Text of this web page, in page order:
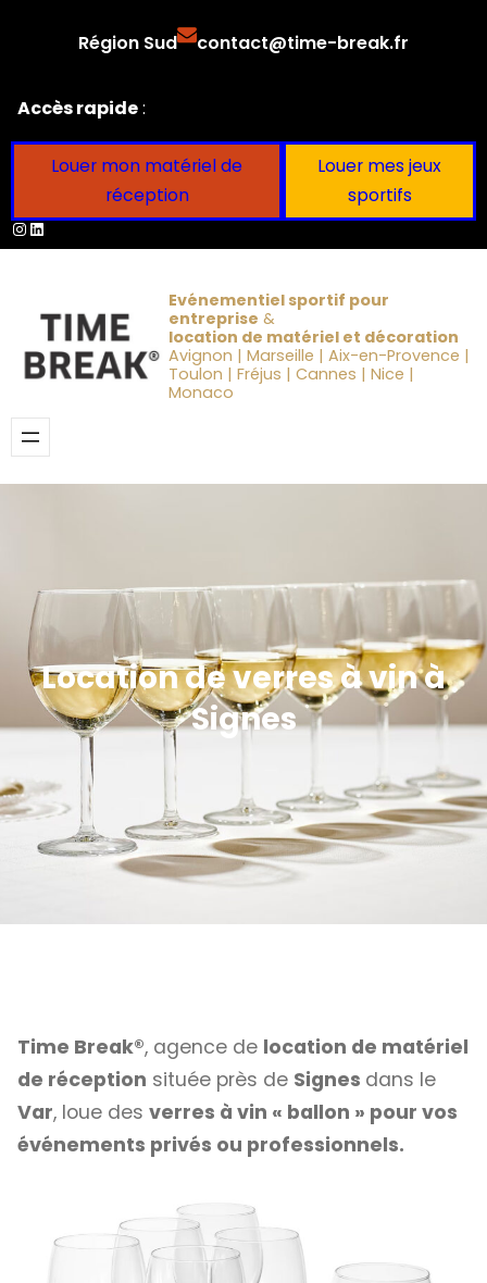
Région Sud contact@time-break.fr
Accès rapide:
Louer mon matériel de
réception
Louer mes jeux
sportifs
Instagram
LinkedIn
Evénementiel sportif pour
entreprise &
location de matériel et décoration
Avignon | Marseille | Aix-en-Provence |
Toulon | Fréjus | Cannes | Nice |
Monaco
Location de verres à vin à
Signes
Time Break®, agence de location de matériel
de réception située près de Signes dans le
Var, loue des verres à vin « ballon » pour vos
événements privés ou professionnels.